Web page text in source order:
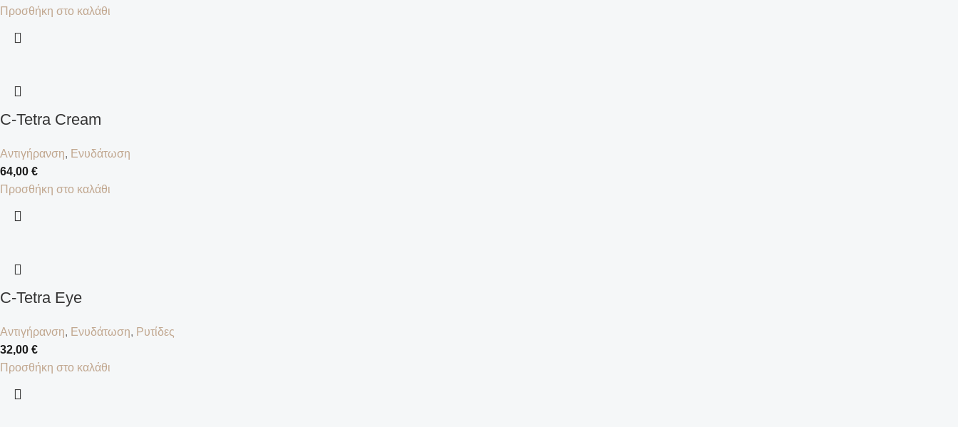
Προσθήκη στο καλάθι
C-Tetra Cream
Αντιγήρανση, Ενυδάτωση
64,00 €
Προσθήκη στο καλάθι
C-Tetra Eye
Αντιγήρανση, Ενυδάτωση, Ρυτίδες
32,00 €
Προσθήκη στο καλάθι